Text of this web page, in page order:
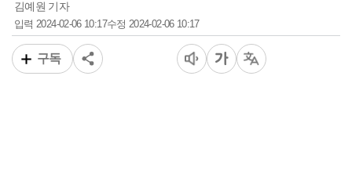
김예원 기자
입력2024-02-06 10:17수정 2024-02-06 10:17
구독